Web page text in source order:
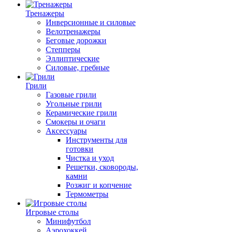
Тренажеры
Инверсионные и силовые
Велотренажеры
Беговые дорожки
Степперы
Эллиптические
Силовые, гребные
Грили
Газовые грили
Угольные грили
Керамические грили
Смокеры и очаги
Аксессуары
Инструменты для
готовки
Чистка и уход
Решетки, сковороды,
камни
Розжиг и копчение
Термометры
Игровые столы
Минифутбол
Аэрохоккей